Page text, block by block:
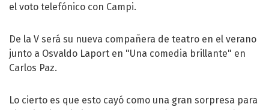
el voto telefónico con Campi.
De la V será su nueva compañera de teatro en el verano
junto a Osvaldo Laport en "Una comedia brillante" en
Carlos Paz.
Lo cierto es que esto cayó como una gran sorpresa para